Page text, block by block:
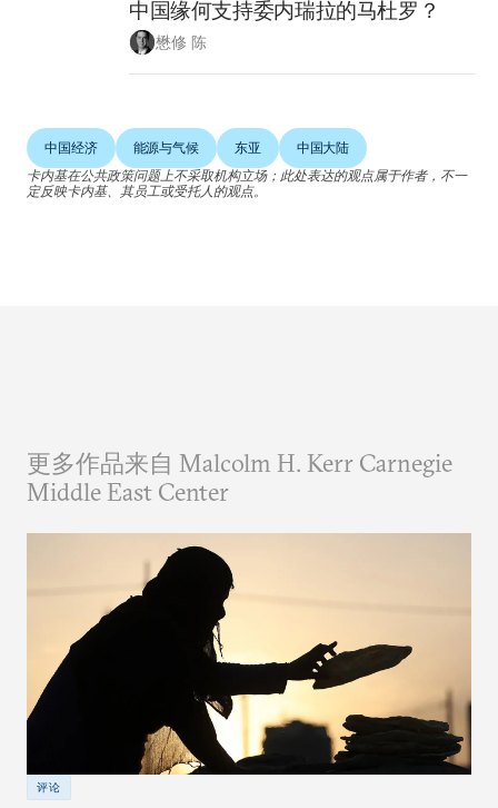
中国缘何支持委内瑞拉的马杜罗？
懋修 陈
中国经济 能源与气候 东亚
中国大陆
卡内基在公共政策问题上不采取机构立场；此处表达的观点属于作者，不一
定反映卡内基、其员工或受托人的观点。
更多作品来自 Malcolm H. Kerr Carnegie
Middle East Center
评论